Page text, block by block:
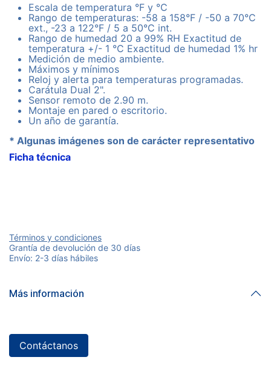
Escala de temperatura °F y °C
Rango de temperaturas: -58 a 158°F / -50 a 70°C
ext., -23 a 122°F / 5 a 50°C int.
Rango de humedad 20 a 99% RH Exactitud de
temperatura +/- 1 °C Exactitud de humedad 1% hr
Medición de medio ambiente.
Máximos y mínimos
Reloj y alerta para temperaturas programadas.
Carátula Dual 2".
Sensor remoto de 2.90 m.
Montaje en pared o escritorio.
Un año de garantía.
* Algunas imágenes son de carácter representativo
Ficha técnica
Términos y condiciones
Grantía de devolución de 30 días
Envío: 2-3 días hábiles
Más información
Contáctanos